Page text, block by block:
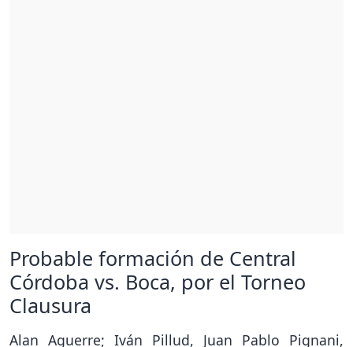
Probable formación de Central
Córdoba vs. Boca, por el Torneo
Clausura
Alan Aguerre; Iván Pillud, Juan Pablo Pignani,